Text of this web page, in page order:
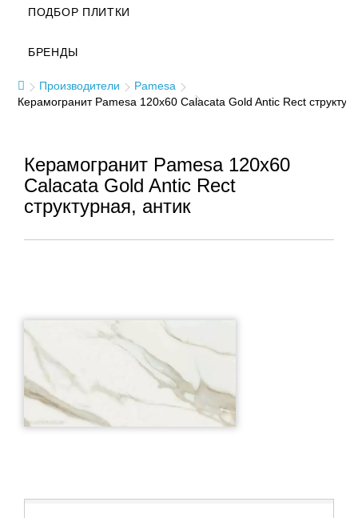
ПОДБОР ПЛИТКИ
БРЕНДЫ
Производители
Pamesa
Керамогранит Pamesa 120x60 Calacata Gold Antic Rect
Керамогранит Pamesa 120x60
Calacata Gold Antic Rect
структурная, антик